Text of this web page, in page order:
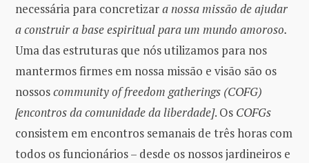
necessária para concretizara nossa missão de ajudar
a construir a base espiritual para um mundo amoroso.
Uma das estruturas que nós utilizamos para nos
mantermos firmes em nossa missão e visão são os
nossoscommunity of freedom gatherings (COFG)
[encontros da comunidade da liberdade]. Os COFGs
consistem em encontros semanais de três horas com
todos os funcionários – desde os nossos jardineiros e